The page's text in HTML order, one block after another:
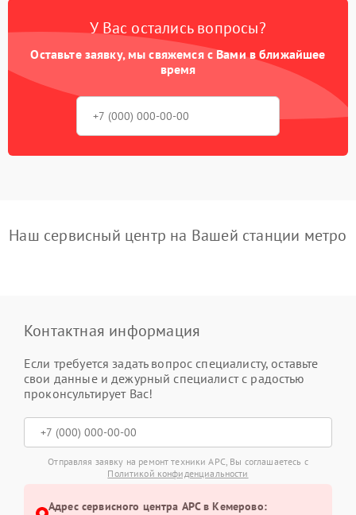
У Вас остались вопросы?
Оставьте заявку, мы свяжемся с Вами в ближайшее
время
Наш сервисный центр на Вашей станции метро
Контактная информация
Если требуется задать вопрос специалисту, оставьте
свои данные и дежурный специалист с радостью
проконсультирует Вас!
Отправляя заявку на ремонт техники APC, Вы соглашаетесь с
Политикой конфиденциальности
Адрес сервисного центра APC в Кемерово: